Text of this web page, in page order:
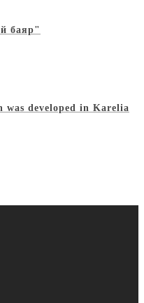
баяр"
developed in Karelia